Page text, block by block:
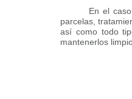
En el
parcelas,
así como todo
mantenerlos